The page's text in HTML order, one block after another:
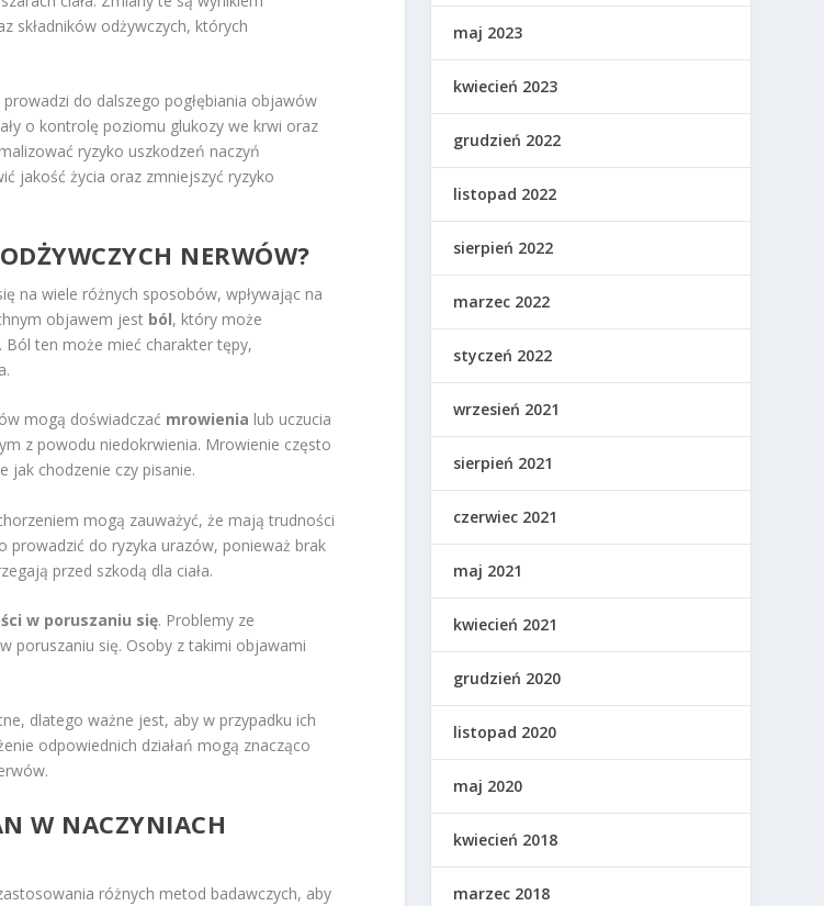
składników odżywczych, których
do dalszego pogłębiania objawów
o kontrolę poziomu glukozy we krwi oraz
ryzyko uszkodzeń naczyń
jakość życia oraz zmniejszyć ryzyko
NERWÓW?
na wiele różnych sposobów, wpływając na
objawem jest ból, który może
Ból ten może mieć charakter tępy,
mogą doświadczać mrowienia lub uczucia
z powodu niedokrwienia. Mrowienie często
jak chodzenie czy pisanie.
mogą zauważyć, że mają trudności
do ryzyka urazów, ponieważ brak
przed szkodą dla ciała.
w poruszaniu się. Problemy ze
poruszaniu się. Osoby z takimi objawami
dlatego ważne jest, aby w przypadku ich
odpowiednich działań mogą znacząco
W NACZYNIACH
różnych metod badawczych, aby
maj 2023
kwiecień 2023
grudzień 2022
listopad 2022
sierpień 2022
marzec 2022
styczeń 2022
wrzesień 2021
sierpień 2021
czerwiec 2021
maj 2021
kwiecień 2021
grudzień 2020
listopad 2020
maj 2020
kwiecień 2018
marzec 2018